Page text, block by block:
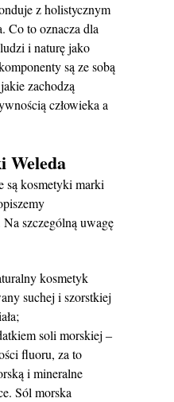
z holistycznym
Co to oznacza dla
i naturę jako
są ze sobą
zachodzą
człowieka a
Weleda
są kosmetyki marki
szczególną uwagę
kosmetyk
suchej i szorstkiej
soli morskiej ‒
fluoru, za to
i mineralne
Sól morska